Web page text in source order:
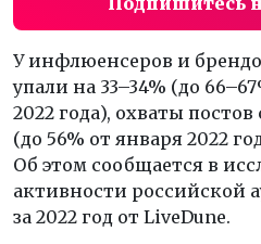
У инфлюенсеров и
упали на 33–34% (до
2022 года), охваты
(до 56% от января 2022
Об этом сообщается в
активности российской
за 2022 год от LiveDune.